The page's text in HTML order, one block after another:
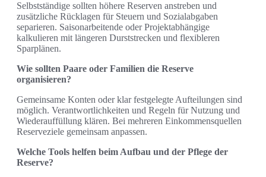
Selbstständige sollten höhere Reserven anstreben und
zusätzliche Rücklagen für Steuern und Sozialabgaben
separieren. Saisonarbeitende oder Projektabhängige
kalkulieren mit längeren Durststrecken und flexibleren
Sparplänen.
Wie sollten Paare oder Familien die Reserve
organisieren?
Gemeinsame Konten oder klar festgelegte Aufteilungen sind
möglich. Verantwortlichkeiten und Regeln für Nutzung und
Wiederauffüllung klären. Bei mehreren Einkommensquellen
Reserveziele gemeinsam anpassen.
Welche Tools helfen beim Aufbau und der Pflege der
Reserve?